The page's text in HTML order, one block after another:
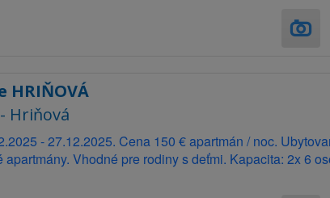
HRIŇOVÁ
Hriňová
- 27.12.2025. Cena 150 € apartmán / noc.
apartmány. Vhodné pre rodiny s deťmi. Kapacita: 2x 6